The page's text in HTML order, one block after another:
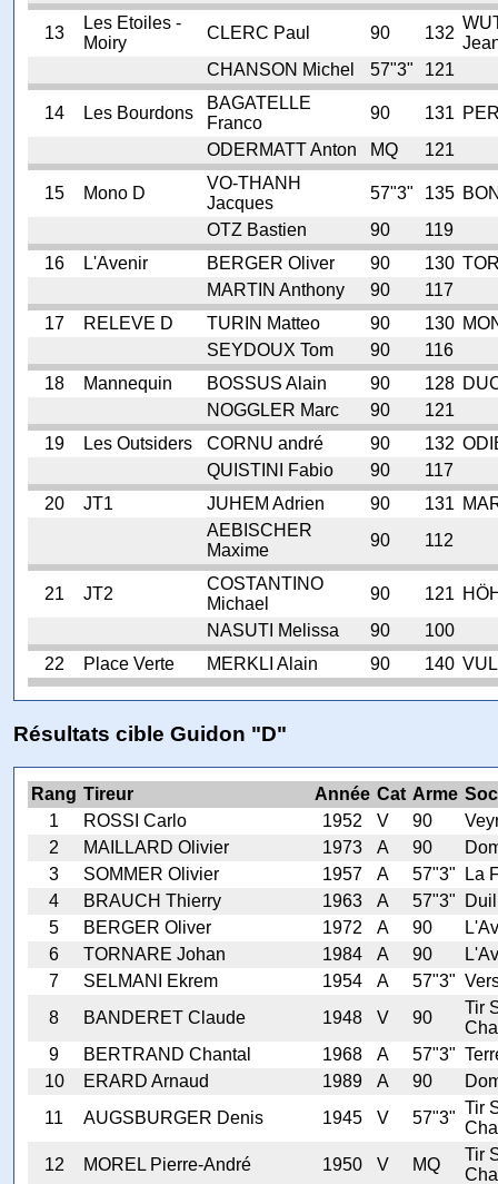
13
Les Etoiles -
Moiry
CLERC Paul 90 132
CHANSON Michel
57"3" 121
14 Les Bourdons
BAGATELLE
Franco
90 131
ODERMATT Anton
MQ 121
15 Mono D
VO-THANH
Jacques
57"3" 135
OTZ Bastien
90
119
16
L'Avenir BERGER Oliver 90 130
MARTIN Anthony
90
117
17
RELEVE D TURIN Matteo 90 130
SEYDOUX Tom
90
116
18
Mannequin BOSSUS Alain 90 128
NOGGLER Marc
90
121
19
Les Outsiders CORNU andré 90 132
QUISTINI Fabio
90
117
20
JT1 JUHEM Adrien 90 131
AEBISCHER
Maxime
90 112
21 JT2
COSTANTINO
Michael
90 121
NASUTI Melissa
90
100
22
Place Verte MERKLI Alain 90 140
Résultats cible Guidon "D"
Rang Tireur Année Cat Arme
1
ROSSI Carlo 1952 V 90
2
MAILLARD Olivier 1973 A 90
3
SOMMER Olivier 1957 A 57"3"
La
4
BRAUCH Thierry 1963 A 57"3"
5
BERGER Oliver 1972 A 90
6
TORNARE Johan 1984 A 90
7
SELMANI Ekrem 1954 A 57"3"
8
BANDERET Claude 1948 V 90
Tir
9
BERTRAND Chantal 1968 A 57"3"
10
ERARD Arnaud 1989 A 90
11
AUGSBURGER Denis 1945 V 57"3"
Tir
12
MOREL Pierre-André 1950 V MQ
Tir